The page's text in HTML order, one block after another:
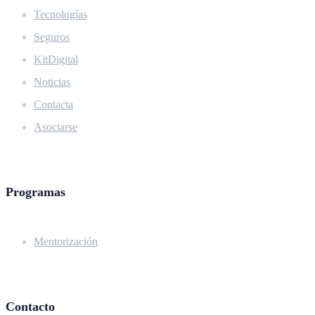
Tecnologías
Seguros
KitDigital
Noticias
Contacta
Asociarse
Programas
Mentorización
Contacto